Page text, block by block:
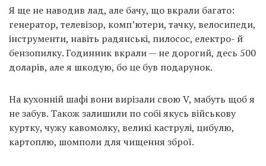
Я ще не наводив лад, але бачу, що вкрали багато:
генератор, телевізор, комп’ютери, тачку, велосипеди,
інструменти, навіть радянські, пилосос, електро- й
бензопилку. Годинник вкрали — не дорогий, десь 500
доларів, але я шкодую, бо це був подарунок.
На кухонній шафі вони вирізали свою V, мабуть щоб я
не забув. Також залишили по собі якусь військову
куртку, чужу кавомолку, великі каструлі, цибулю,
картоплю, шомполи для чищення зброї.